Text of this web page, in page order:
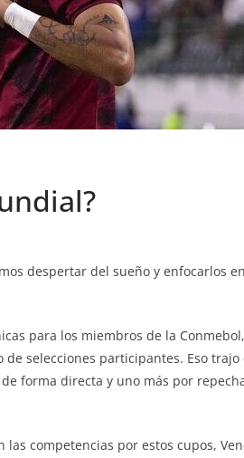
despertar del sueño y enfocarlos
para los miembros de la
selecciones participantes. Eso trajo
forma directa y uno más por
competencias por estos cupos,